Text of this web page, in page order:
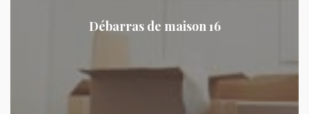
Débarras de maison 16